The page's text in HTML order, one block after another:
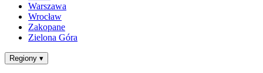
Warszawa
Wrocław
Zakopane
Zielona Góra
Regiony ▾